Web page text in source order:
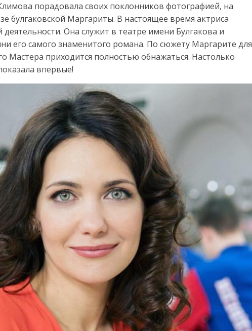
порадовала своих поклонников фотографией, на
булгаковской Маргариты. В настоящее время актриса
деятельности. Она служит в театре имени Булгакова и
его самого знаменитого романа. По сюжету Маргарите для
Мастера приходится полностью обнажаться. Настолько
впервые!